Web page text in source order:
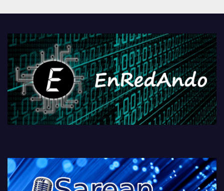
PlayStationeko bideojoko